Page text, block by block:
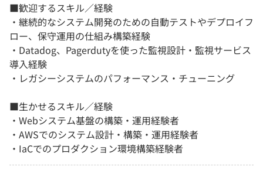
■歓迎するスキル／経験
・継続的なシステム開発のための自動テストやデプロイフ
ロー、保守運用の仕組み構築経験
・Datadog、Pagerdutyを使った監視設計・監視サービス
導入経験
・レガシーシステムのパフォーマンス・チューニング
■生かせるスキル／経験
・Webシステム基盤の構築・運用経験者
・AWSでのシステム設計・構築・運用経験者
・IaCでのプロダクション環境構築経験者